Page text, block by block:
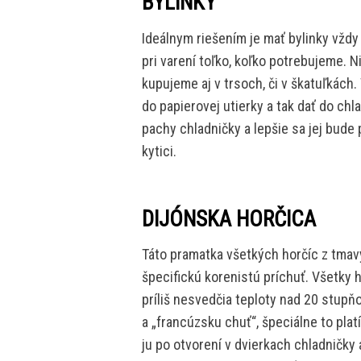
Ideálnym riešením je mať bylinky
pri varení toľko, koľko potrebujeme.
kupujeme aj v trsoch, či v
do papierovej utierky a tak dať do
pachy chladničky a lepšie sa jej
kytici.
DIJÓNSKA HORČICA
Táto pramatka všetkých horčíc z
špecifickú korenistú príchuť. Všetky
príliš nesvedčia teploty nad 20
a „francúzsku chuť“, špeciálne to
ju po otvorení v dvierkach